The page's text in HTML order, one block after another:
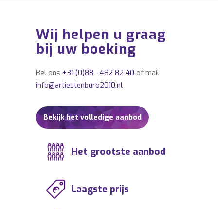
Wij helpen u graag
bij uw boeking
Bel ons +31 (0)88 - 482 82 40 of mail
info@artiestenburo2010.nl
Bekijk het volledige aanbod
Het grootste aanbod
Laagste prijs